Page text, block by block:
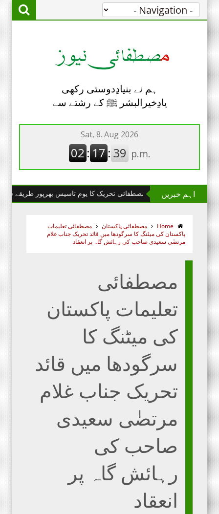
ہم نے بنیادِدوستی رکھی
یادِخیرالبشر ﷺ کے رشتے سے
اہم خبریں
چھانگا مانگا : مصطفائی تحریک کا یوم تاسیس بھرپور طریقے سے منایا گیا۔
Home مصطفائی پاکستان
مصطفائی تعلیمات
پاکستان کی میٹنگ کا سرگودھا میں قائد تحریک جناب غلام
مرتضٰی سعیدی صاحب کی رہائش گاہ پر انعقاد
مصطفائی
تعلیمات پاکستان
کی میٹنگ کا
سرگودھا میں قائد
تحریک جناب غلام
مرتضٰی سعیدی
صاحب کی
رہائش گاہ پر
انعقاد